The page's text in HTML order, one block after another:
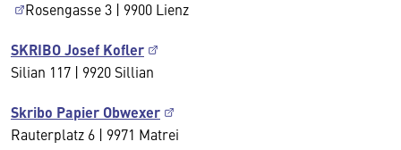
Rosengasse 3 | 9900 Lienz
SKRIBO Josef Kofler
Silian 117 | 9920 Sillian
Skribo Papier Obwexer
Rauterplatz 6 | 9971 Matrei